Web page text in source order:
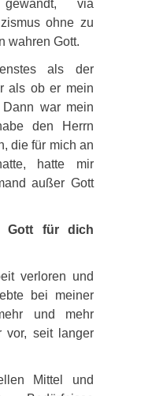
via
ohne zu
wahren Gott.
als der
als ob er mein
war mein
den Herrn
die für mich an
hatte mir
außer Gott
Gott für dich
verloren und
bei meiner
und mehr
vor, seit langer
Mittel und